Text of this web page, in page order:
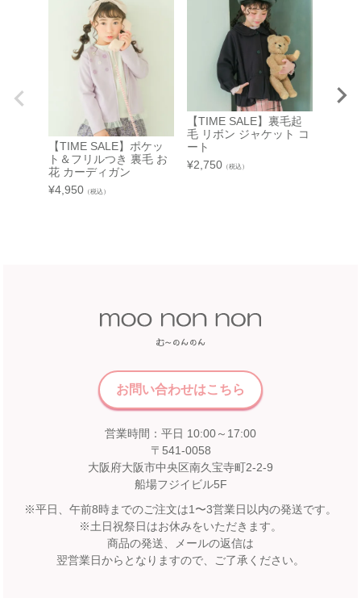
店舗詳細へ
近鉄百貨店 橿原店
奈良県橿原市北八木町3-65-11
近鉄百貨店 橿原店 4階子供服売場
店舗詳細へ
福屋八丁堀本店８Fこども服売場
宮崎山形屋
宮崎市橘通東3丁目4番12号
宮崎山形屋 6F ベビー用品・子供服売場
東武百貨店 池袋店
7F 3番地（※ 15日：未展開、19日：休業
【開催期間】
2026.08.13 ～ 2026.08.26
近鉄百貨店 奈良店
6F エスカレーター前
【開催期間】
2026.08.1 ～ 2026.08.31
松坂屋 高槻店
2F イベントスペース
【開催期間】
2026.08.1 ～ 2026.08.31
【TIME SALE】ポケッ
ト＆フリルつき 裏毛 お
花 カーディガン
¥4,950 （税込）
【TIME SALE】裏毛起
毛 リボン ジャケット コ
ート
¥2,750 （税込）
お問い合わせはこちら
営業時間：平日 10:00～17:00
〒541-0058
大阪府大阪市中央区南久宝寺町2-2-9
船場フジイビル5F
※平日、午前8時までのご注文は1〜3営業日以内の発送です。
※土日祝祭日はお休みをいただきます。
商品の発送、メールの返信は
翌営業日からとなりますので、ご了承ください。